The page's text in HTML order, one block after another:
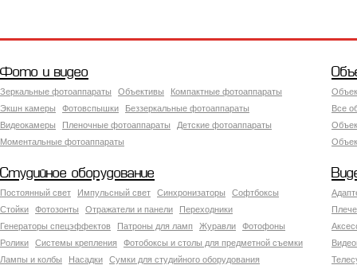
Фото и видео
Зеркальные фотоаппараты Объективы
Компактные фотоаппараты
Экшн камеры
Фотовспышки
Беззеркальные фотоаппараты
Видеокамеры
Пленочные фотоаппараты
Детские фотоаппараты
Моментальные фотоаппараты
Все
Студийное оборудование
Постоянный свет Импульсный свет Синхронизаторы
Софтбоксы
Стойки
Фотозонты Отражатели и панели
Переходники
Генераторы спецэффектов
Патроны для ламп Журавли
Фотофоны
Ролики
Системы крепления
Фотобоксы и столы для предметной съемки
Лампы и колбы
Насадки
Сумки для студийного оборудования